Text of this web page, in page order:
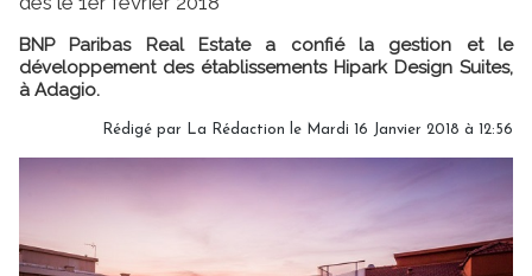
BNP Paribas Real Estate a confié la gestion et le
développement des établissements Hipark Design Suites,
à Adagio.
Rédigé par La Rédaction le Mardi 16 Janvier 2018 à 12:56